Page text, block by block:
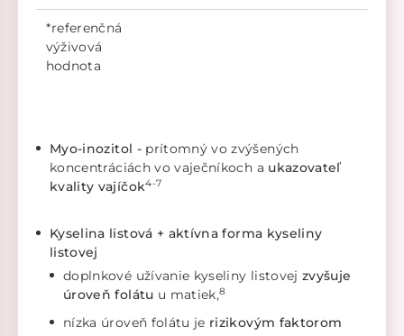
*referenčná
výživová
hodnota
Myo-inozitol - prítomný vo zvýšených
koncentráciách vo vaječníkoch a ukazovateľ
kvality vajíčok4-7
Kyselina listová + aktívna forma kyseliny
listovej
doplnkové užívanie kyseliny listovej zvyšuje
úroveň folátu u matiek,8
nízka úroveň folátu je rizikovým faktorom